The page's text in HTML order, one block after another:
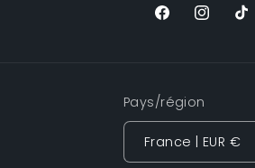
Facebook
Pays/région
France | EUR €